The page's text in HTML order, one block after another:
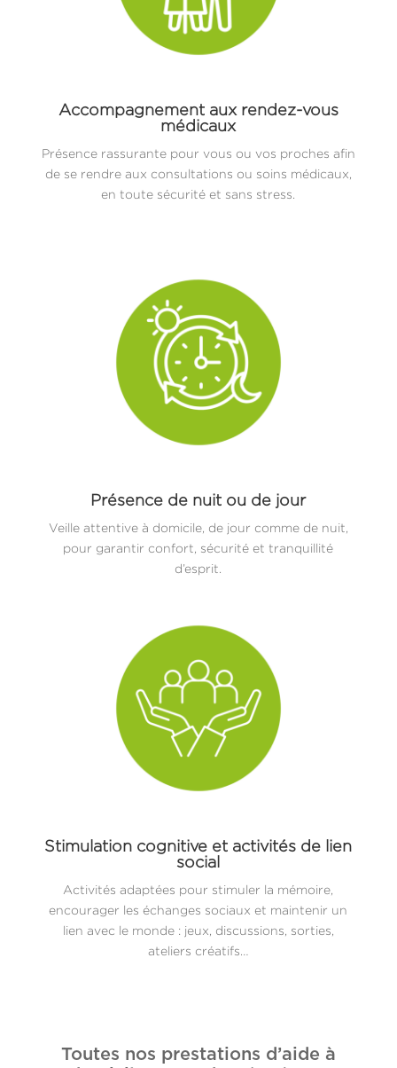
Accompagnement aux rendez-vous
médicaux
Présence rassurante pour vous ou vos proches afin
de se rendre aux consultations ou soins médicaux,
en toute sécurité et sans stress.
Présence de nuit ou de jour
Veille attentive à domicile, de jour comme de nuit,
pour garantir confort, sécurité et tranquillité
d’esprit.
Stimulation cognitive et activités de lien
social
Activités adaptées pour stimuler la mémoire,
encourager les échanges sociaux et maintenir un
lien avec le monde : jeux, discussions, sorties,
ateliers créatifs…
Toutes nos prestations d’aide à